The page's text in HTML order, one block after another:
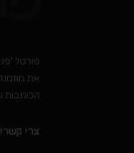
פורטל
את
הכותבות
צרי קשר!